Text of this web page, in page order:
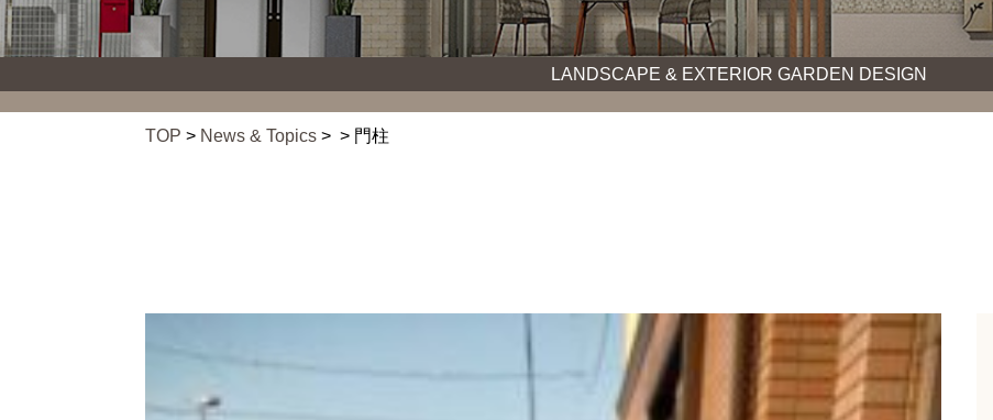
LANDSCAPE & EXTERIOR GARDEN DESIGN
TOP > News & Topics > > 門柱